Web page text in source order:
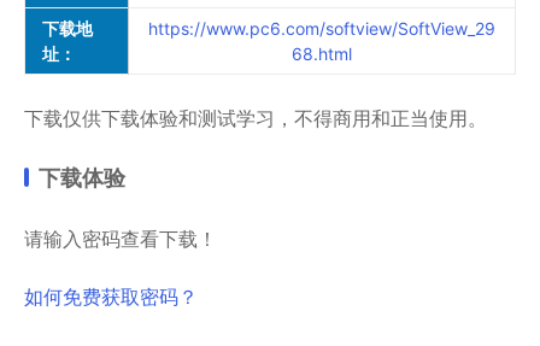
下载地
址：
https://www.pc6.com/softview/SoftView_29
68.html
下载仅供下载体验和测试学习，不得商用和正当使用。
下载体验
请输入密码查看下载！
如何免费获取密码？